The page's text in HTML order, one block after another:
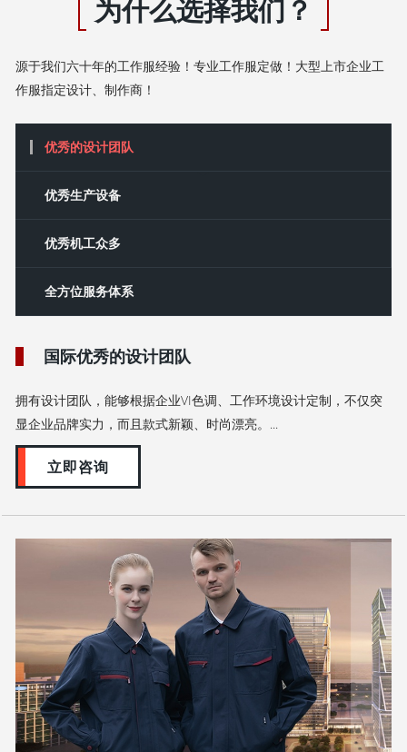
为什么选择我们？
源于我们六十年的工作服经验！专业工作服定做！大型上市企业工
作服指定设计、制作商！
优秀的设计团队
‌优秀‌生产设备
优秀机工众多
全方位服务体系
国际优秀的设计团队
拥有设计团队，能够根据企业VI色调、工作环境设计定制，不仅突
显企业品牌实力，而且款式新颖、时尚漂亮。...
立即咨询